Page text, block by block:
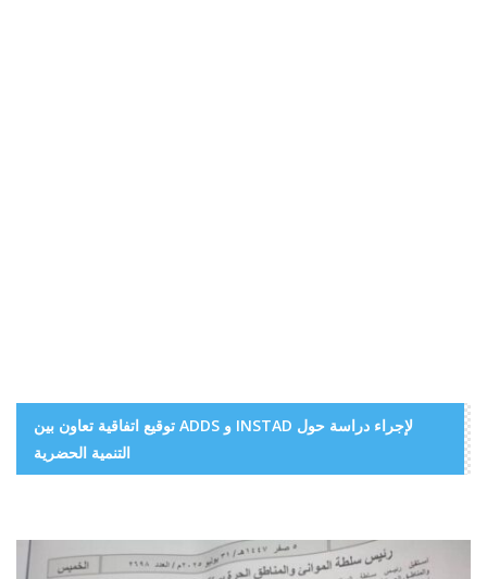
توقيع اتفاقية تعاون بين ADDS و INSTAD لإجراء دراسة حول
التنمية الحضرية